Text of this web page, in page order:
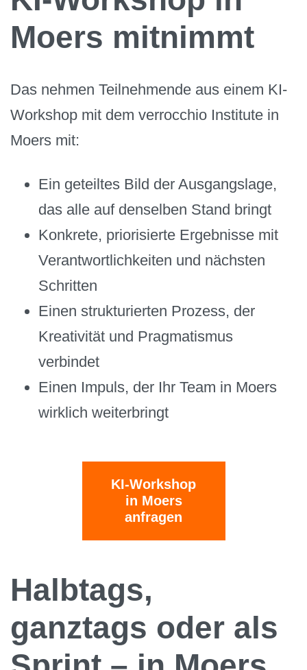
Moers mitnimmt
Das nehmen Teilnehmende aus einem KI-
Workshop mit dem verrocchio Institute in
Moers mit:
Ein geteiltes Bild der Ausgangslage,
das alle auf denselben Stand bringt
Konkrete, priorisierte Ergebnisse mit
Verantwortlichkeiten und nächsten
Schritten
Einen strukturierten Prozess, der
Kreativität und Pragmatismus
verbindet
Einen Impuls, der Ihr Team in Moers
wirklich weiterbringt
KI-Workshop
in Moers
anfragen
Halbtags,
ganztags oder als